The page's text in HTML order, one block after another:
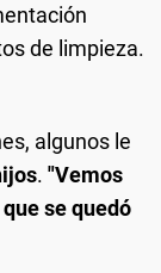
de limpieza.
algunos le
. "Vemos
se quedó